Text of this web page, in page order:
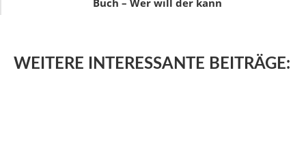
Buch – Wer will der kann
WEITERE INTERESSANTE BEITRÄGE: